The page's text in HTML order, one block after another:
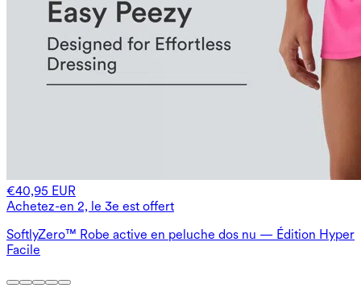
€40,95 EUR
Achetez-en 2, le 3e est offert
SoftlyZero™ Robe active en peluche dos nu — Édition Hyper
Facile